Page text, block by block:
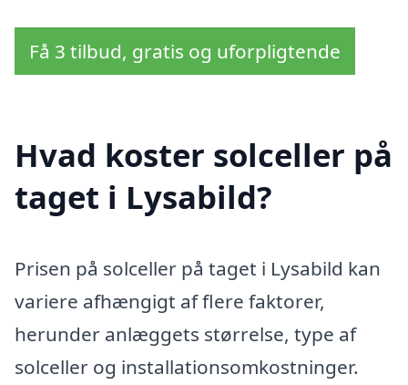
Få 3 tilbud, gratis og uforpligtende
Hvad koster solceller på
taget i Lysabild?
Prisen på solceller på taget i Lysabild kan
variere afhængigt af flere faktorer,
herunder anlæggets størrelse, type af
solceller og installationsomkostninger.